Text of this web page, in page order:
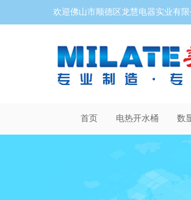
欢迎佛山市顺德区龙慧电器实业有
首页 电热开水桶 数